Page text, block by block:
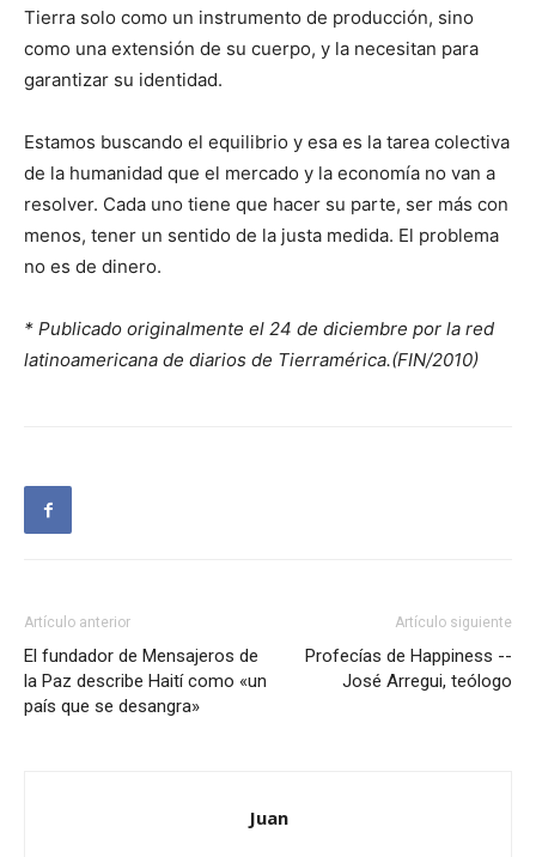
Tierra solo como un instrumento de producción, sino
como una extensión de su cuerpo, y la necesitan para
garantizar su identidad.
Estamos buscando el equilibrio y esa es la tarea colectiva
de la humanidad que el mercado y la economía no van a
resolver. Cada uno tiene que hacer su parte, ser más con
menos, tener un sentido de la justa medida. El problema
no es de dinero.
* Publicado originalmente el 24 de diciembre por la red
latinoamericana de diarios de Tierramérica.(FIN/2010)
Artículo anterior
El fundador de Mensajeros de
la Paz describe Haití como «un
país que se desangra»
Artículo siguiente
Profecías de Happiness --
José Arregui, teólogo
Juan